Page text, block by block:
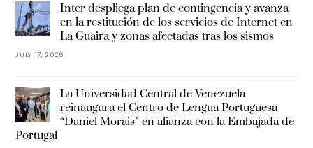
Inter despliega plan de contingencia y avanza
en la restitución de los servicios de Internet en
La Guaira y zonas afectadas tras los sismos
JULY 17, 2026
La Universidad Central de Venezuela
reinaugura el Centro de Lengua Portuguesa
“Daniel Morais” en alianza con la Embajada de
Portugal